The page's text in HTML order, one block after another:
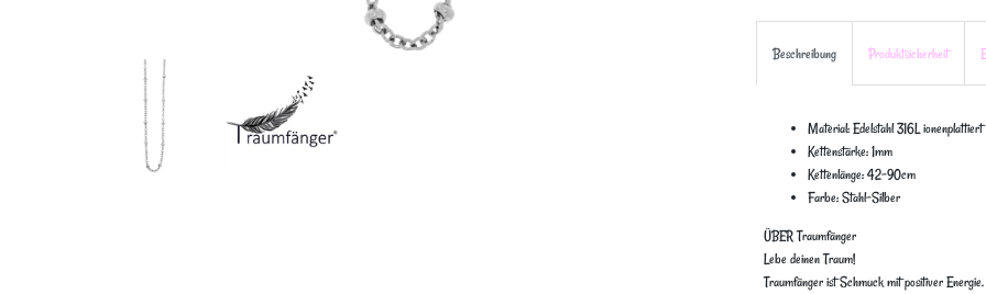
Beschreibung Produktsicherheit
Material: Edelstahl 316L ionenplattiert
Kettenstärke: 1mm
Kettenlänge: 42-90cm
Farbe: Stahl-Silber
ÜBER Traumfänger
Lebe deinen Traum!
Traumfänger ist Schmuck mit positiver Energie.